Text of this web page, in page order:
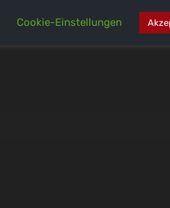
Cookie-Einstellungen